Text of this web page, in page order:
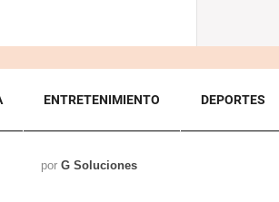
ENTRETENIMIENTO DEPORTES
por G Soluciones